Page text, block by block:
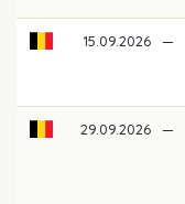
15.09.2026 —
29.09.2026 —